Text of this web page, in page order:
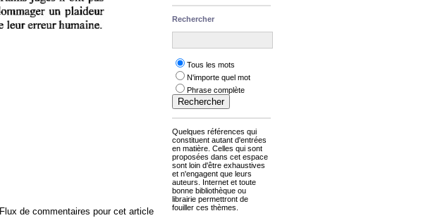
Flux de commentaires pour cet article
Rechercher
Tous les mots
N'importe quel mot
Phrase complète
Quelques références qui
constituent autant d'entrées
en matière. Celles qui sont
proposées dans cet espace
sont loin d'être exhaustives
et n'engagent que leurs
auteurs. Internet et toute
bonne bibliothèque ou
librairie permettront de
fouiller ces thèmes.